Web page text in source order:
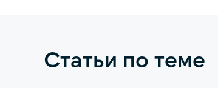
Статьи по теме